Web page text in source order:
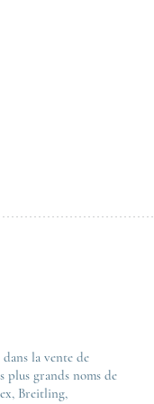
la vente de
plus grands noms de
, Breitling,